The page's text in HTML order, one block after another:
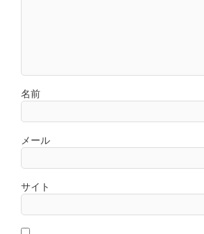
名前
メール
サイト